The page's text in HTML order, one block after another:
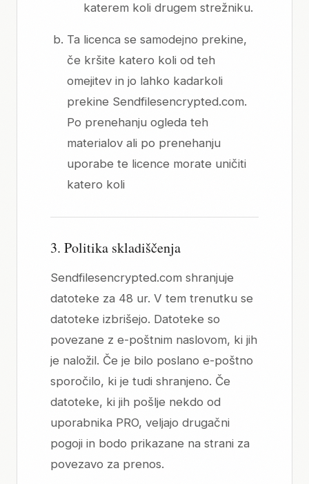
katerem koli drugem strežniku.
Ta licenca se samodejno prekine,
če kršite katero koli od teh
omejitev in jo lahko kadarkoli
prekine Sendfilesencrypted.com.
Po prenehanju ogleda teh
materialov ali po prenehanju
uporabe te licence morate uničiti
katero koli
3. Politika skladiščenja
Sendfilesencrypted.com shranjuje
datoteke za 48 ur. V tem trenutku se
datoteke izbrišejo. Datoteke so
povezane z e-poštnim naslovom, ki jih
je naložil. Če je bilo poslano e-poštno
sporočilo, ki je tudi shranjeno. Če
datoteke, ki jih pošlje nekdo od
uporabnika PRO, veljajo drugačni
pogoji in bodo prikazane na strani za
povezavo za prenos.